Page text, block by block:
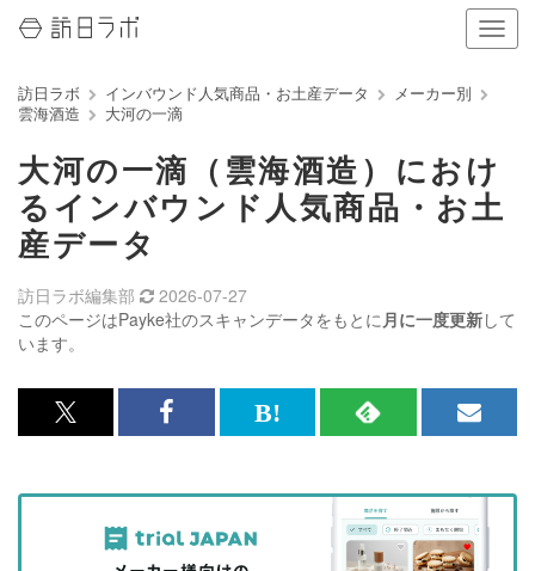
ナ
ビ
ン
の
表
り
る
訪日ラボ インバウンド人気商品・お土産データ
メーカー別
雲海酒造
大河の一滴
大河の一滴（雲海酒造）におけ
るインバウンド人気商品・お土
産データ
このページはPayke社のスキャンデータをもとに月に一度更新して
います。
訪日ラボ編集部 2026-07-27
x<br>
記
Facebook<br>
記
事
は
な
RSS
記
事
メ
マ
ガ